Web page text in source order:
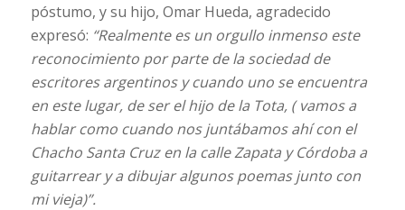
póstumo, y su hijo, Omar Hueda, agradecido
expresó: “Realmente es un orgullo inmenso este
reconocimiento por parte de la sociedad de
escritores argentinos y cuando uno se encuentra
en este lugar, de ser el hijo de la Tota, ( vamos a
hablar como cuando nos juntábamos ahí con el
Chacho Santa Cruz en la calle Zapata y Córdoba a
guitarrear y a dibujar algunos poemas junto con
mi vieja)”.